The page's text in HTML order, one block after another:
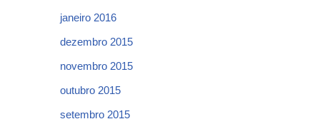
janeiro 2016
dezembro 2015
novembro 2015
outubro 2015
setembro 2015